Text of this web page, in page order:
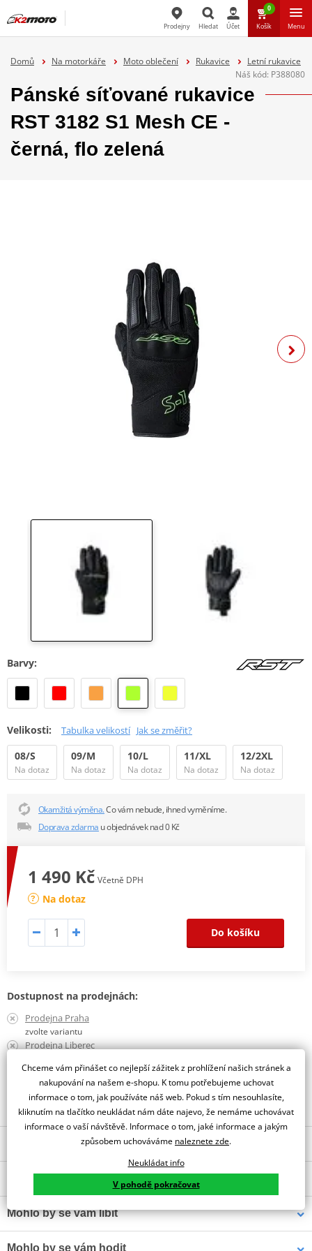
Hledat
Prodejny Hledat Účet
0
Košík Menu
Domů Na motorkáře Moto oblečení Rukavice
Letní rukavice
Náš kód: P388080
Pánské síťované rukavice
RST 3182 S1 Mesh CE -
černá, flo zelená
Barvy:
Velikosti: Tabulka velikostí Jak se změřit?
08/S
Na dotaz
09/M
Na dotaz
10/L
Na dotaz
11/XL
Na dotaz
12/2XL
Na dotaz
Okamžitá výměna.Co vám nebude, ihned vyměníme.
Doprava zdarma u objednávek nad 0 Kč
1 490 Kč Včetně DPH
Na dotaz
Do košíku
Dostupnost na prodejnách:
Prodejna Praha
zvolte variantu
Prodejna Liberec
Obraťte se na specialistu
Popis a parametry
CE hodnocení: Level 1 KP
Chránič kloubů: TPR
Světoznámá anglická značka
Mohlo by se vám líbit
Mohlo by se vám hodit
Chceme vám přinášet co nejlepší zážitek z prohlížení našich stránek a
nakupování na našem e-shopu. K tomu potřebujeme uchovat
informace o tom, jak používáte náš web. Pokud s tím nesouhlasíte,
kliknutím na tlačítko neukládat nám dáte najevo, že nemáme uchovávat
informace o vaší návštěvě. Informace o tom, jaké informace a jakým
způsobem uchováváme naleznete zde.
Neukládat info
V pohodě pokračovat